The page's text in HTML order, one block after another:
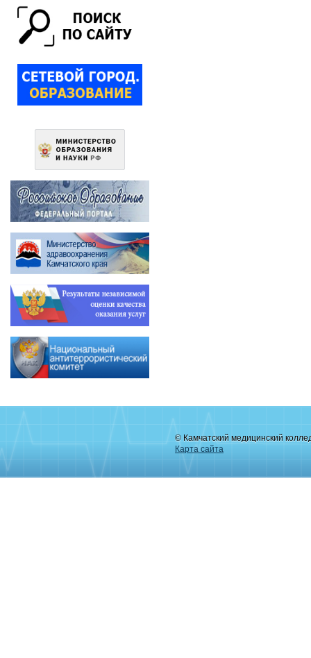
© Камчатский медицинский
Карта сайта